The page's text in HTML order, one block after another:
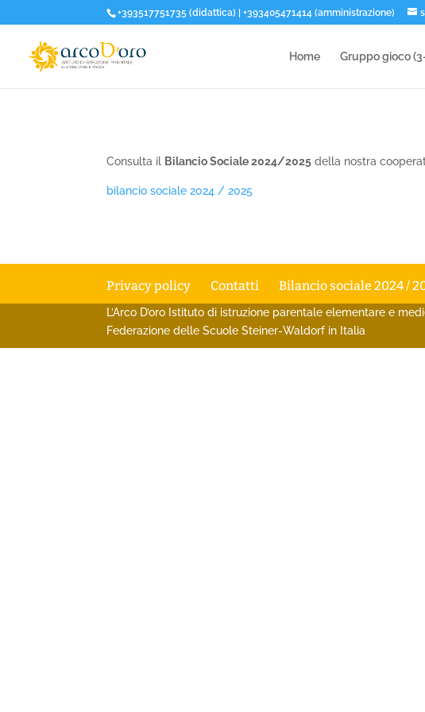
+393517751735 (didattica) | +393405471414 (amministrazione)
Home Gruppo gioco
Consulta il Bilancio Sociale 2024/2025 della nostra
bilancio sociale 2024 / 2025
Privacy policy Contatti Bilancio sociale 2024 /
L’Arco D’oro Istituto di istruzione parentale elementare e
Federazione delle Scuole Steiner-Waldorf in Italia